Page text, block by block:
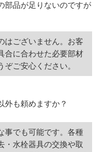
部品が足りないのですが
はございません。お客
合に合わせた必要部材
ご安心ください。
外も頼めますか？
事でも可能です。各種
・水栓器具の交換や取